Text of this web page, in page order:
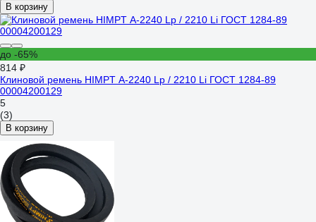
В корзину
до -65%
814 ₽
Клиновой ремень HIMPT А-2240 Lp / 2210 Li ГОСТ 1284-89
00004200129
5
(3)
В корзину